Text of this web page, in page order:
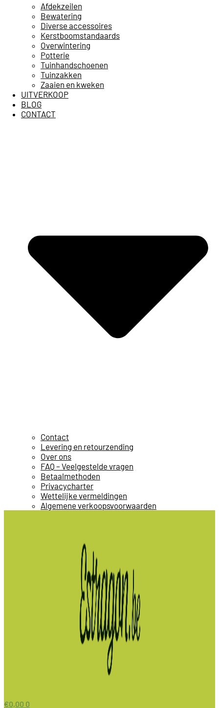
Afdekzeilen
Bewatering
Diverse accessoires
Kerstboomstandaards
Overwintering
Potterie
Tuinhandschoenen
Tuinzakken
Zaaien en kweken
UITVERKOOP
BLOG
CONTACT
Contact
Levering en retourzending
Over ons
FAQ – Veelgestelde vragen
Betaalmethoden
Privacycharter
Wettelijke vermeldingen
Algemene verkoopsvoorwaarden
€0,00 0